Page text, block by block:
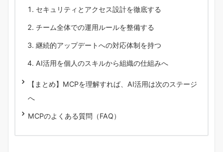
セキュリティとアクセス設計を徹底する
チーム全体での運用ルールを整備する
継続的アップデートへの対応体制を持つ
AI活用を個人のスキルから組織の仕組みへ
【まとめ】MCPを理解すれば、AI活用は次のステージ
へ
MCPのよくある質問（FAQ）